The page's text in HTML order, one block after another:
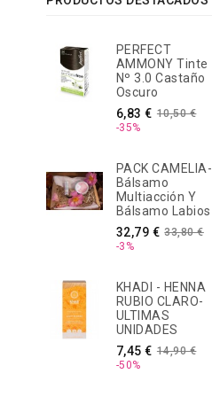
PERFECT
AMMONY Tinte
Nº 3.0 Castaño
Oscuro
6,83 € 10,50 €
-35%
PACK CAMELIA-
Bálsamo
Multiacción Y
Bálsamo Labios
32,79 € 33,80 €
-3%
KHADI - HENNA
RUBIO CLARO-
ULTIMAS
UNIDADES
7,45 € 14,90 €
-50%